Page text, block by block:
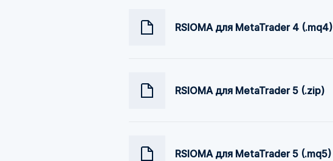
RSIOMA для MetaTrader 4 (.mq4)
RSIOMA для MetaTrader 5 (.zip)
RSIOMA для MetaTrader 5 (.mq5)